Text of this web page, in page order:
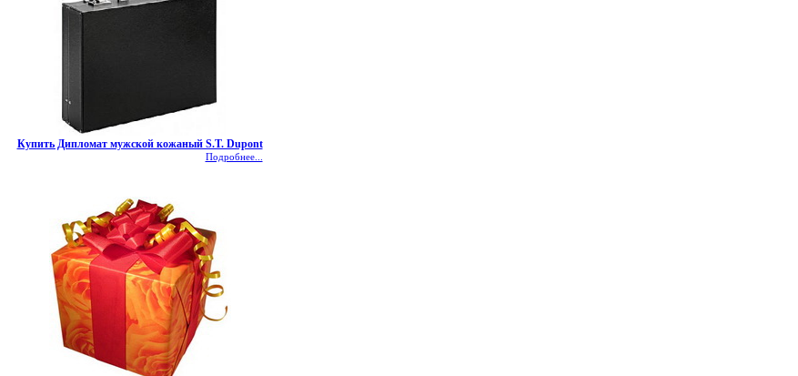
Купить Дипломат мужской кожаный S.T. Dupont
Подробнее...